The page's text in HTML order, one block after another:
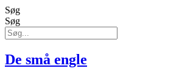
Søg
Søg
De små engle